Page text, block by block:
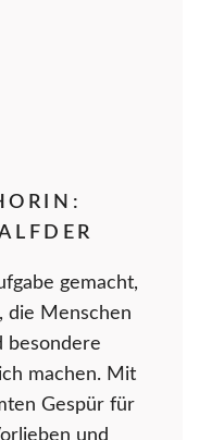
gemacht,
die Menschen
besondere
machen. Mit
Gespür für
und